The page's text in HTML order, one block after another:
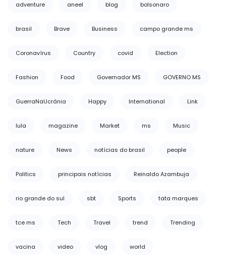
adventure aneel blog bolsonaro
brasil Brave Business campo grande ms
Coronavírus Country covid Election
Fashion Food Governador MS GOVERNO MS
GuerraNaUcrânia Happy International Link
lula magazine Market ms Music
nature News notícias do brasil people
Politics principais notícias Reinaldo Azambuja
rio grande do sul sbt Sports tata marques
tce ms Tech Travel trend Trending
vacina video vlog world